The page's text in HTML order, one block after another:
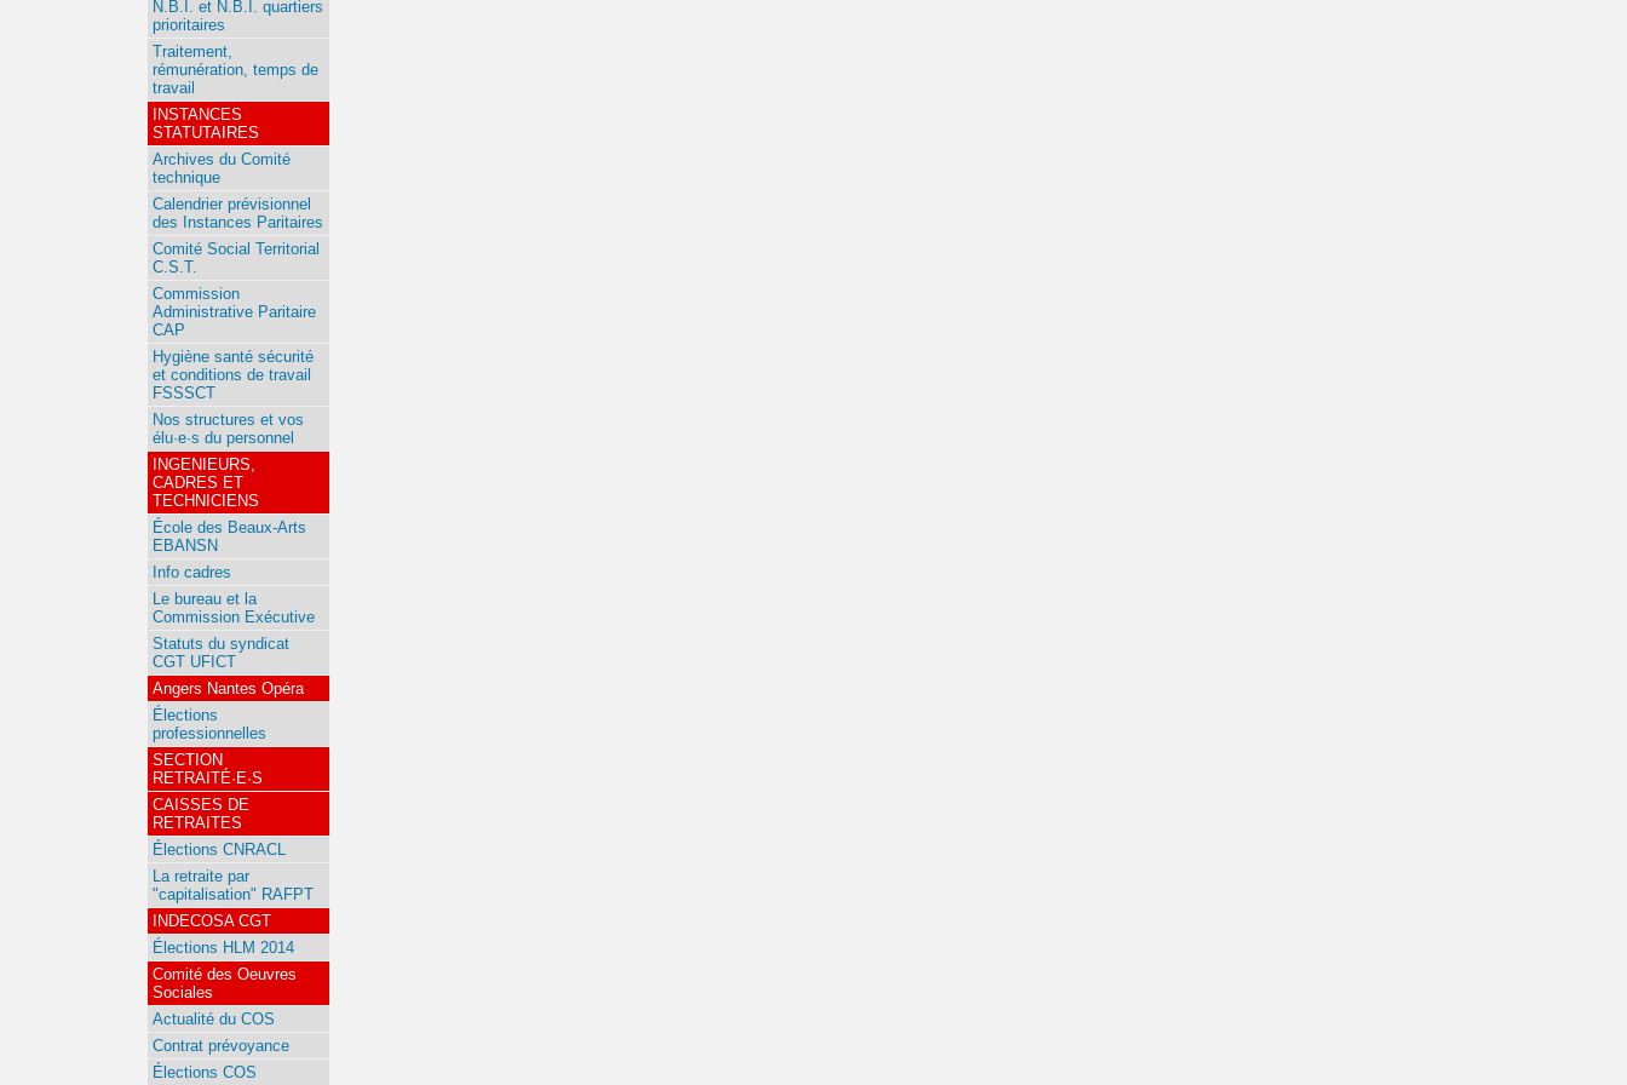
N.B.I. et N.B.I. quartiers
prioritaires
Traitement,
rémunération, temps de
travail
INSTANCES
STATUTAIRES
Archives du Comité
technique
Calendrier prévisionnel
des Instances Paritaires
Comité Social Territorial
C.S.T.
Commission
Administrative Paritaire
CAP
Hygiène santé sécurité
et conditions de travail
FSSSCT
Nos structures et vos
élu·e·s du personnel
INGENIEURS,
CADRES ET
TECHNICIENS
École des Beaux-Arts
EBANSN
Info cadres
Le bureau et la
Commission Exécutive
Statuts du syndicat
CGT UFICT
Angers Nantes Opéra
Élections
professionnelles
SECTION
RETRAITÉ·E·S
CAISSES DE
RETRAITES
Élections CNRACL
La retraite par
"capitalisation" RAFPT
INDECOSA CGT
Élections HLM 2014
Comité des Oeuvres
Sociales
Actualité du COS
Contrat prévoyance
Élections COS